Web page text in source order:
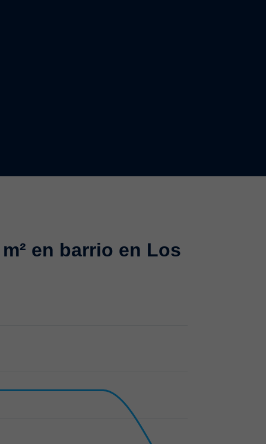
en barrio en Los